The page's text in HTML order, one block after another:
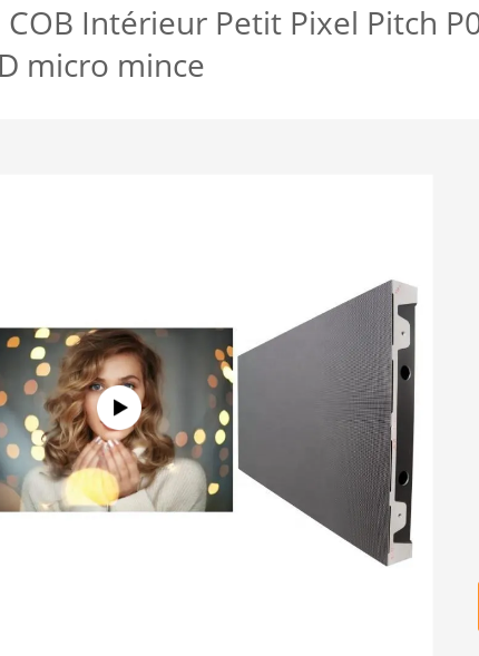
Intérieur Petit Pixel Pitch
micro mince